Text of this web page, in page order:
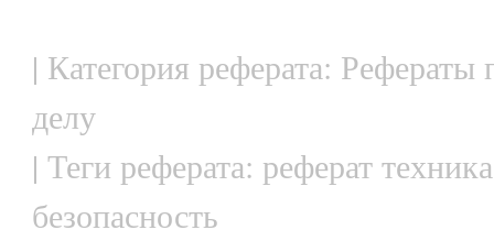
| Категория реферата: Рефераты
делу
| Теги реферата: реферат
безопасность